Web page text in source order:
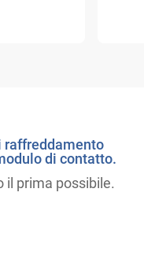
raffreddamento
di contatto.
il prima possibile.